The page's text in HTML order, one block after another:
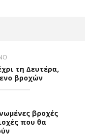
τη Δευτέρα,
βροχών
βροχές
που θα